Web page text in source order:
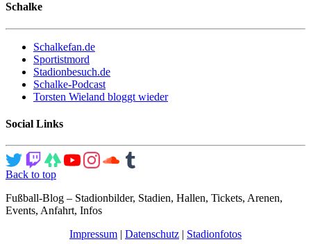
Schalke
Schalkefan.de
Sportistmord
Stadionbesuch.de
Schalke-Podcast
Torsten Wieland bloggt wieder
Social Links
Back to top
Fußball-Blog – Stadionbilder, Stadien, Hallen, Tickets, Arenen,
Events, Anfahrt, Infos
Impressum | Datenschutz | Stadionfotos